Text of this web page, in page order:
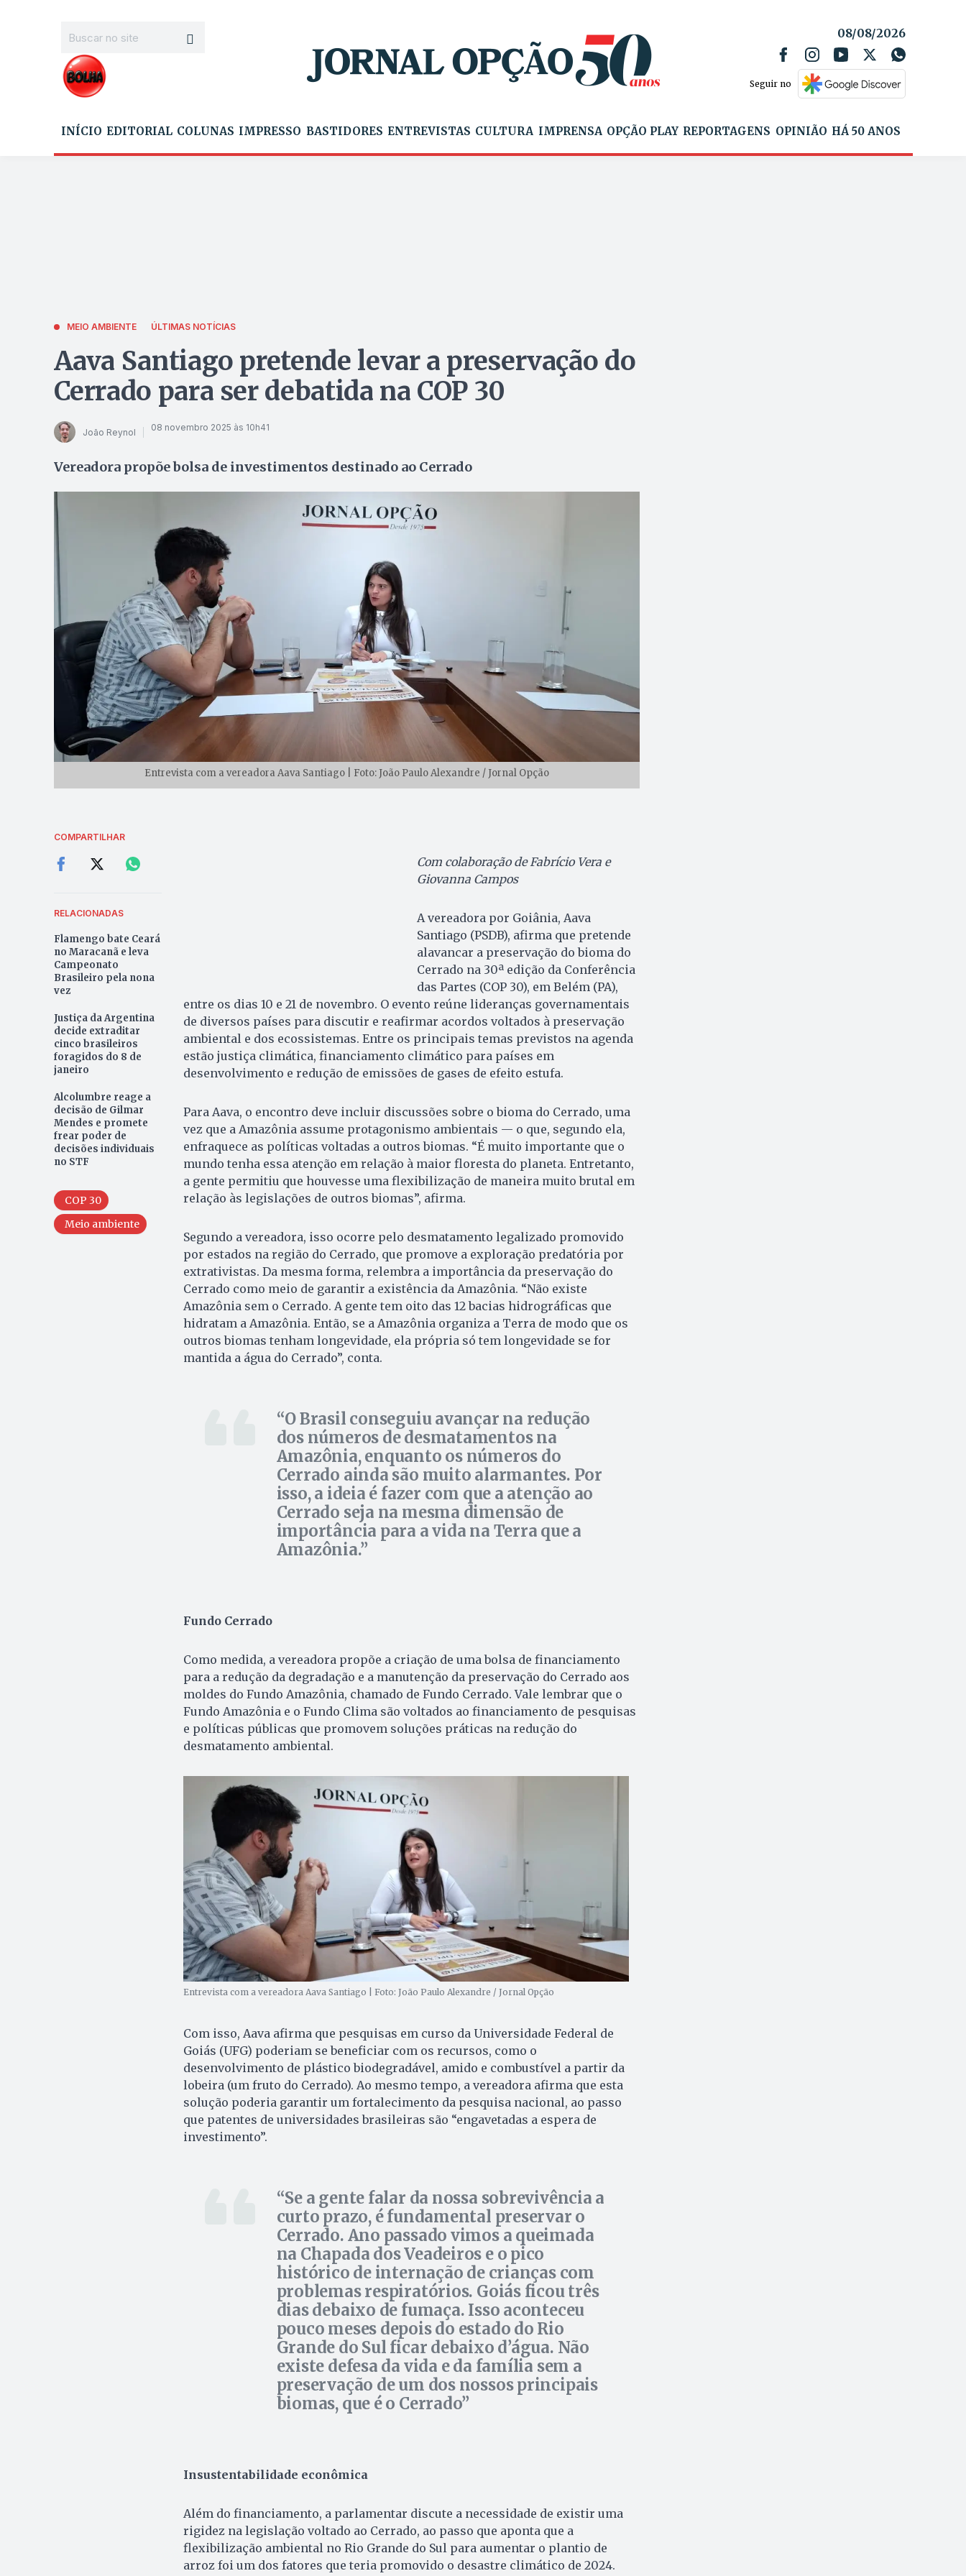
08/08/2026
Seguir no
INÍCIO EDITORIAL COLUNAS IMPRESSO BASTIDORES ENTREVISTAS CULTURA IMPRENSA OPÇÃO PLAY REPORTAGENS OPINIÃO HÁ 50 ANOS
MEIO AMBIENTE ÚLTIMAS NOTÍCIAS
Aava Santiago pretende levar a preservação do
Cerrado para ser debatida na COP 30
João Reynol 08 novembro 2025 às 10h41
Vereadora propõe bolsa de investimentos destinado ao Cerrado
Entrevista com a vereadora Aava Santiago | Foto: João Paulo Alexandre / Jornal Opção
COMPARTILHAR
RELACIONADAS
Flamengo bate Ceará
no Maracanã e leva
Campeonato
Brasileiro pela nona
vez
Justiça da Argentina
decide extraditar
cinco brasileiros
foragidos do 8 de
janeiro
Alcolumbre reage a
decisão de Gilmar
Mendes e promete
frear poder de
decisões individuais
no STF
COP 30
Meio ambiente
Com colaboração de Fabrício Vera e
Giovanna Campos
A vereadora por Goiânia, Aava
Santiago (PSDB), afirma que pretende
alavancar a preservação do bioma do
Cerrado na 30ª edição da Conferência
das Partes (COP 30), em Belém (PA),
entre os dias 10 e 21 de novembro. O evento reúne lideranças governamentais
de diversos países para discutir e reafirmar acordos voltados à preservação
ambiental e dos ecossistemas. Entre os principais temas previstos na agenda
estão justiça climática, financiamento climático para países em
desenvolvimento e redução de emissões de gases de efeito estufa.
Para Aava, o encontro deve incluir discussões sobre o bioma do Cerrado, uma
vez que a Amazônia assume protagonismo ambientais — o que, segundo ela,
enfraquece as políticas voltadas a outros biomas. “É muito importante que o
mundo tenha essa atenção em relação à maior floresta do planeta. Entretanto,
a gente permitiu que houvesse uma flexibilização de maneira muito brutal em
relação às legislações de outros biomas”, afirma.
Segundo a vereadora, isso ocorre pelo desmatamento legalizado promovido
por estados na região do Cerrado, que promove a exploração predatória por
extrativistas. Da mesma forma, relembra a importância da preservação do
Cerrado como meio de garantir a existência da Amazônia. “Não existe
Amazônia sem o Cerrado. A gente tem oito das 12 bacias hidrográficas que
hidratam a Amazônia. Então, se a Amazônia organiza a Terra de modo que os
outros biomas tenham longevidade, ela própria só tem longevidade se for
mantida a água do Cerrado”, conta.
O Brasil conseguiu avançar na redução
dos números de desmatamentos na
Amazônia, enquanto os números do
Cerrado ainda são muito alarmantes. Por
isso, a ideia é fazer com que a atenção ao
Cerrado seja na mesma dimensão de
importância para a vida na Terra que a
Amazônia.
Fundo Cerrado
Como medida, a vereadora propõe a criação de uma bolsa de financiamento
para a redução da degradação e a manutenção da preservação do Cerrado aos
moldes do Fundo Amazônia, chamado de Fundo Cerrado. Vale lembrar que o
Fundo Amazônia e o Fundo Clima são voltados ao financiamento de pesquisas
e políticas públicas que promovem soluções práticas na redução do
desmatamento ambiental.
Entrevista com a vereadora Aava Santiago | Foto: João Paulo Alexandre / Jornal Opção
Com isso, Aava afirma que pesquisas em curso da Universidade Federal de
Goiás (UFG) poderiam se beneficiar com os recursos, como o
desenvolvimento de plástico biodegradável, amido e combustível a partir da
lobeira (um fruto do Cerrado). Ao mesmo tempo, a vereadora afirma que esta
solução poderia garantir um fortalecimento da pesquisa nacional, ao passo
que patentes de universidades brasileiras são “engavetadas a espera de
investimento”.
Se a gente falar da nossa sobrevivência a
curto prazo, é fundamental preservar o
Cerrado. Ano passado vimos a queimada
na Chapada dos Veadeiros e o pico
histórico de internação de crianças com
problemas respiratórios. Goiás ficou três
dias debaixo de fumaça. Isso aconteceu
pouco meses depois do estado do Rio
Grande do Sul ficar debaixo d’água. Não
existe defesa da vida e da família sem a
preservação de um dos nossos principais
biomas, que é o Cerrado
Insustentabilidade econômica
Além do financiamento, a parlamentar discute a necessidade de existir uma
rigidez na legislação voltado ao Cerrado, ao passo que aponta que a
flexibilização ambiental no Rio Grande do Sul para aumentar o plantio de
arroz foi um dos fatores que teria promovido o desastre climático de 2024.